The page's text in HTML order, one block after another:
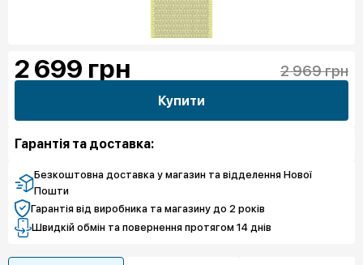
2 699 грн 2 969 грн
Купити
Гарантія та доставка:
Безкоштовна доставка у магазин та відделення Нової
Пошти
Гарантія від виробника та магазину до 2 років
Швидкій обмін та повернення протягом 14 днів